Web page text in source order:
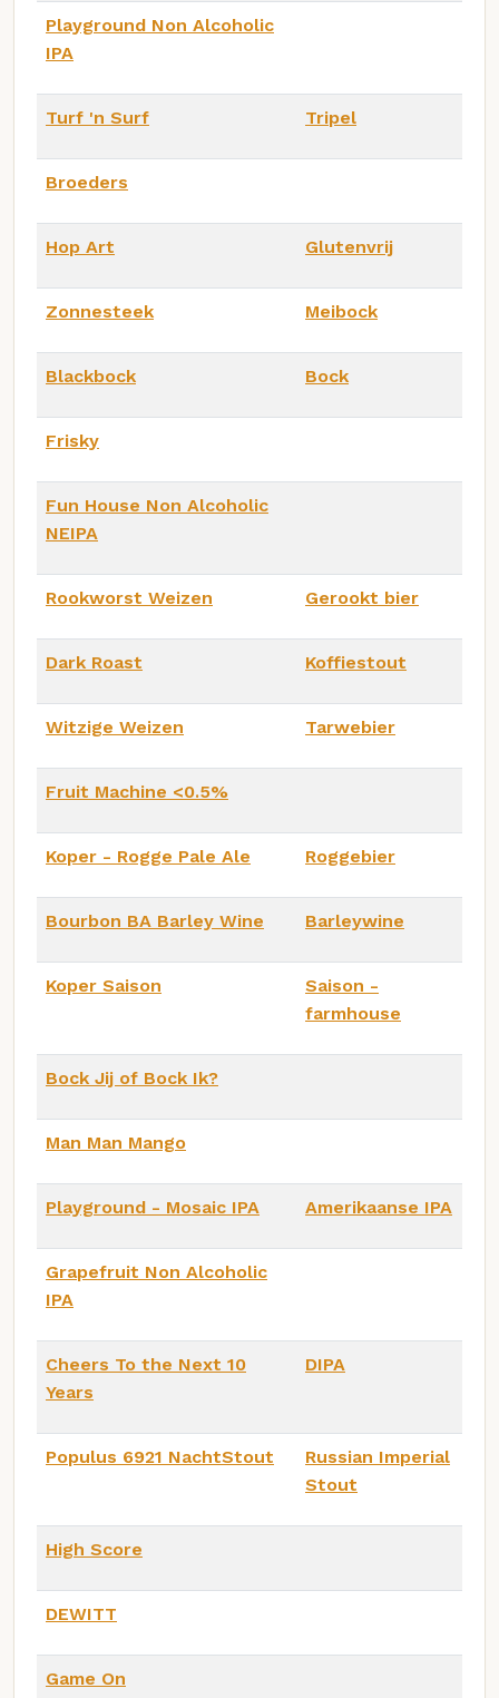
Playground Non Alcoholic
IPA
Turf 'n Surf Tripel
Broeders
Hop Art Glutenvrij
Zonnesteek Meibock
Blackbock Bock
Frisky
Fun House Non Alcoholic
NEIPA
Rookworst Weizen Gerookt bier
Dark Roast Koffiestout
Witzige Weizen Tarwebier
Fruit Machine <0.5%
Koper - Rogge Pale Ale Roggebier
Bourbon BA Barley Wine Barleywine
Koper Saison
Saison -
farmhouse
Bock Jij of Bock Ik?
Man Man Mango
Playground - Mosaic IPA Amerikaanse IPA
Grapefruit Non Alcoholic
IPA
Cheers To the Next 10
Years
DIPA
Populus 6921 NachtStout
Russian Imperial
Stout
High Score
DEWITT
Game On